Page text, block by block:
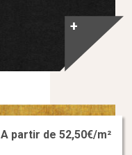
+
A partir de 52,50€/m²